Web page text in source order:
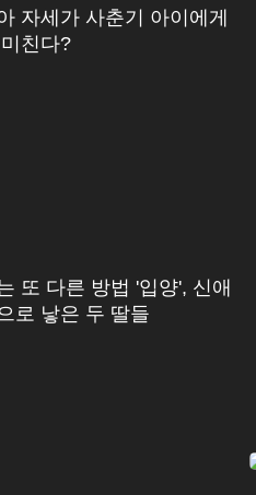
자세가 사춘기 아이에게
친다?
또 다른 방법 '입양', 신애
로 낳은 두 딸들